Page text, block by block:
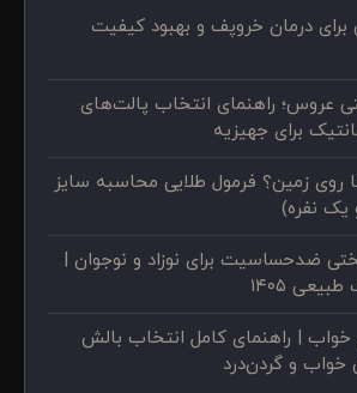
درمان خروپف و بهبود کیفیت
عروس؛ راهنمای انتخاب پالت‌های
برای جهیزیه
روی زمین؟ فرمول طلایی محاسبه سایز
یک نفره)
ضدحساسیت برای نوزاد و نوجوان |
۱۴۰۵
خواب | راهنمای کامل انتخاب بالش
خواب و گردن‌درد